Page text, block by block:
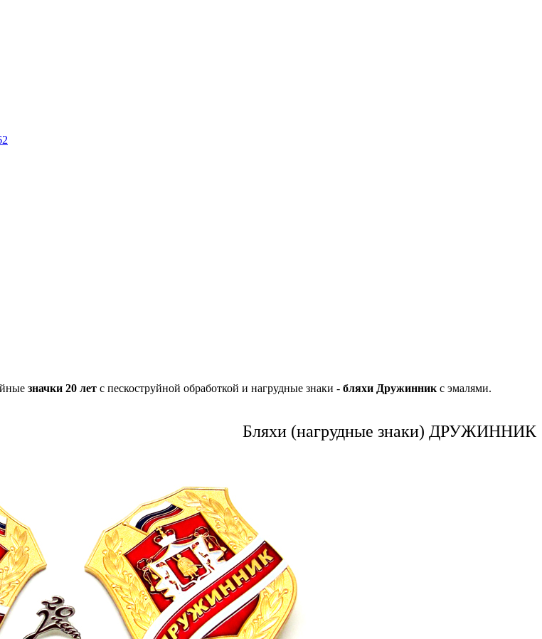
значки 20 лет с пескоструйной обработкой и нагрудные знаки - бляхи Дружинник с эмалями.
Бляхи (нагрудные знаки) ДРУЖИННИК